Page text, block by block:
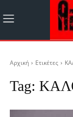
Αρχική Ετικέτες
Tag: